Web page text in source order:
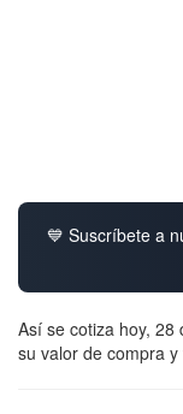
💙 Suscríbete a
Así se cotiza hoy, 28
su valor de compra y